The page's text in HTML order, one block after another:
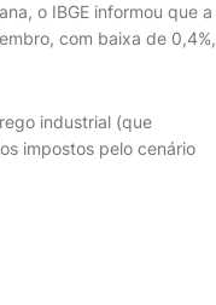
o IBGE informou que a
com baixa de 0,4%,
industrial (que
impostos pelo cenário